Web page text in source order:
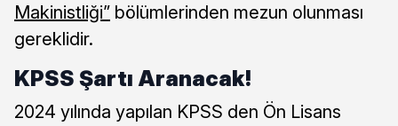
Makinistliği” bölümlerinden mezun olunması
gereklidir.
KPSS Şartı Aranacak!
2024 yılında yapılan KPSS den Ön Lisans